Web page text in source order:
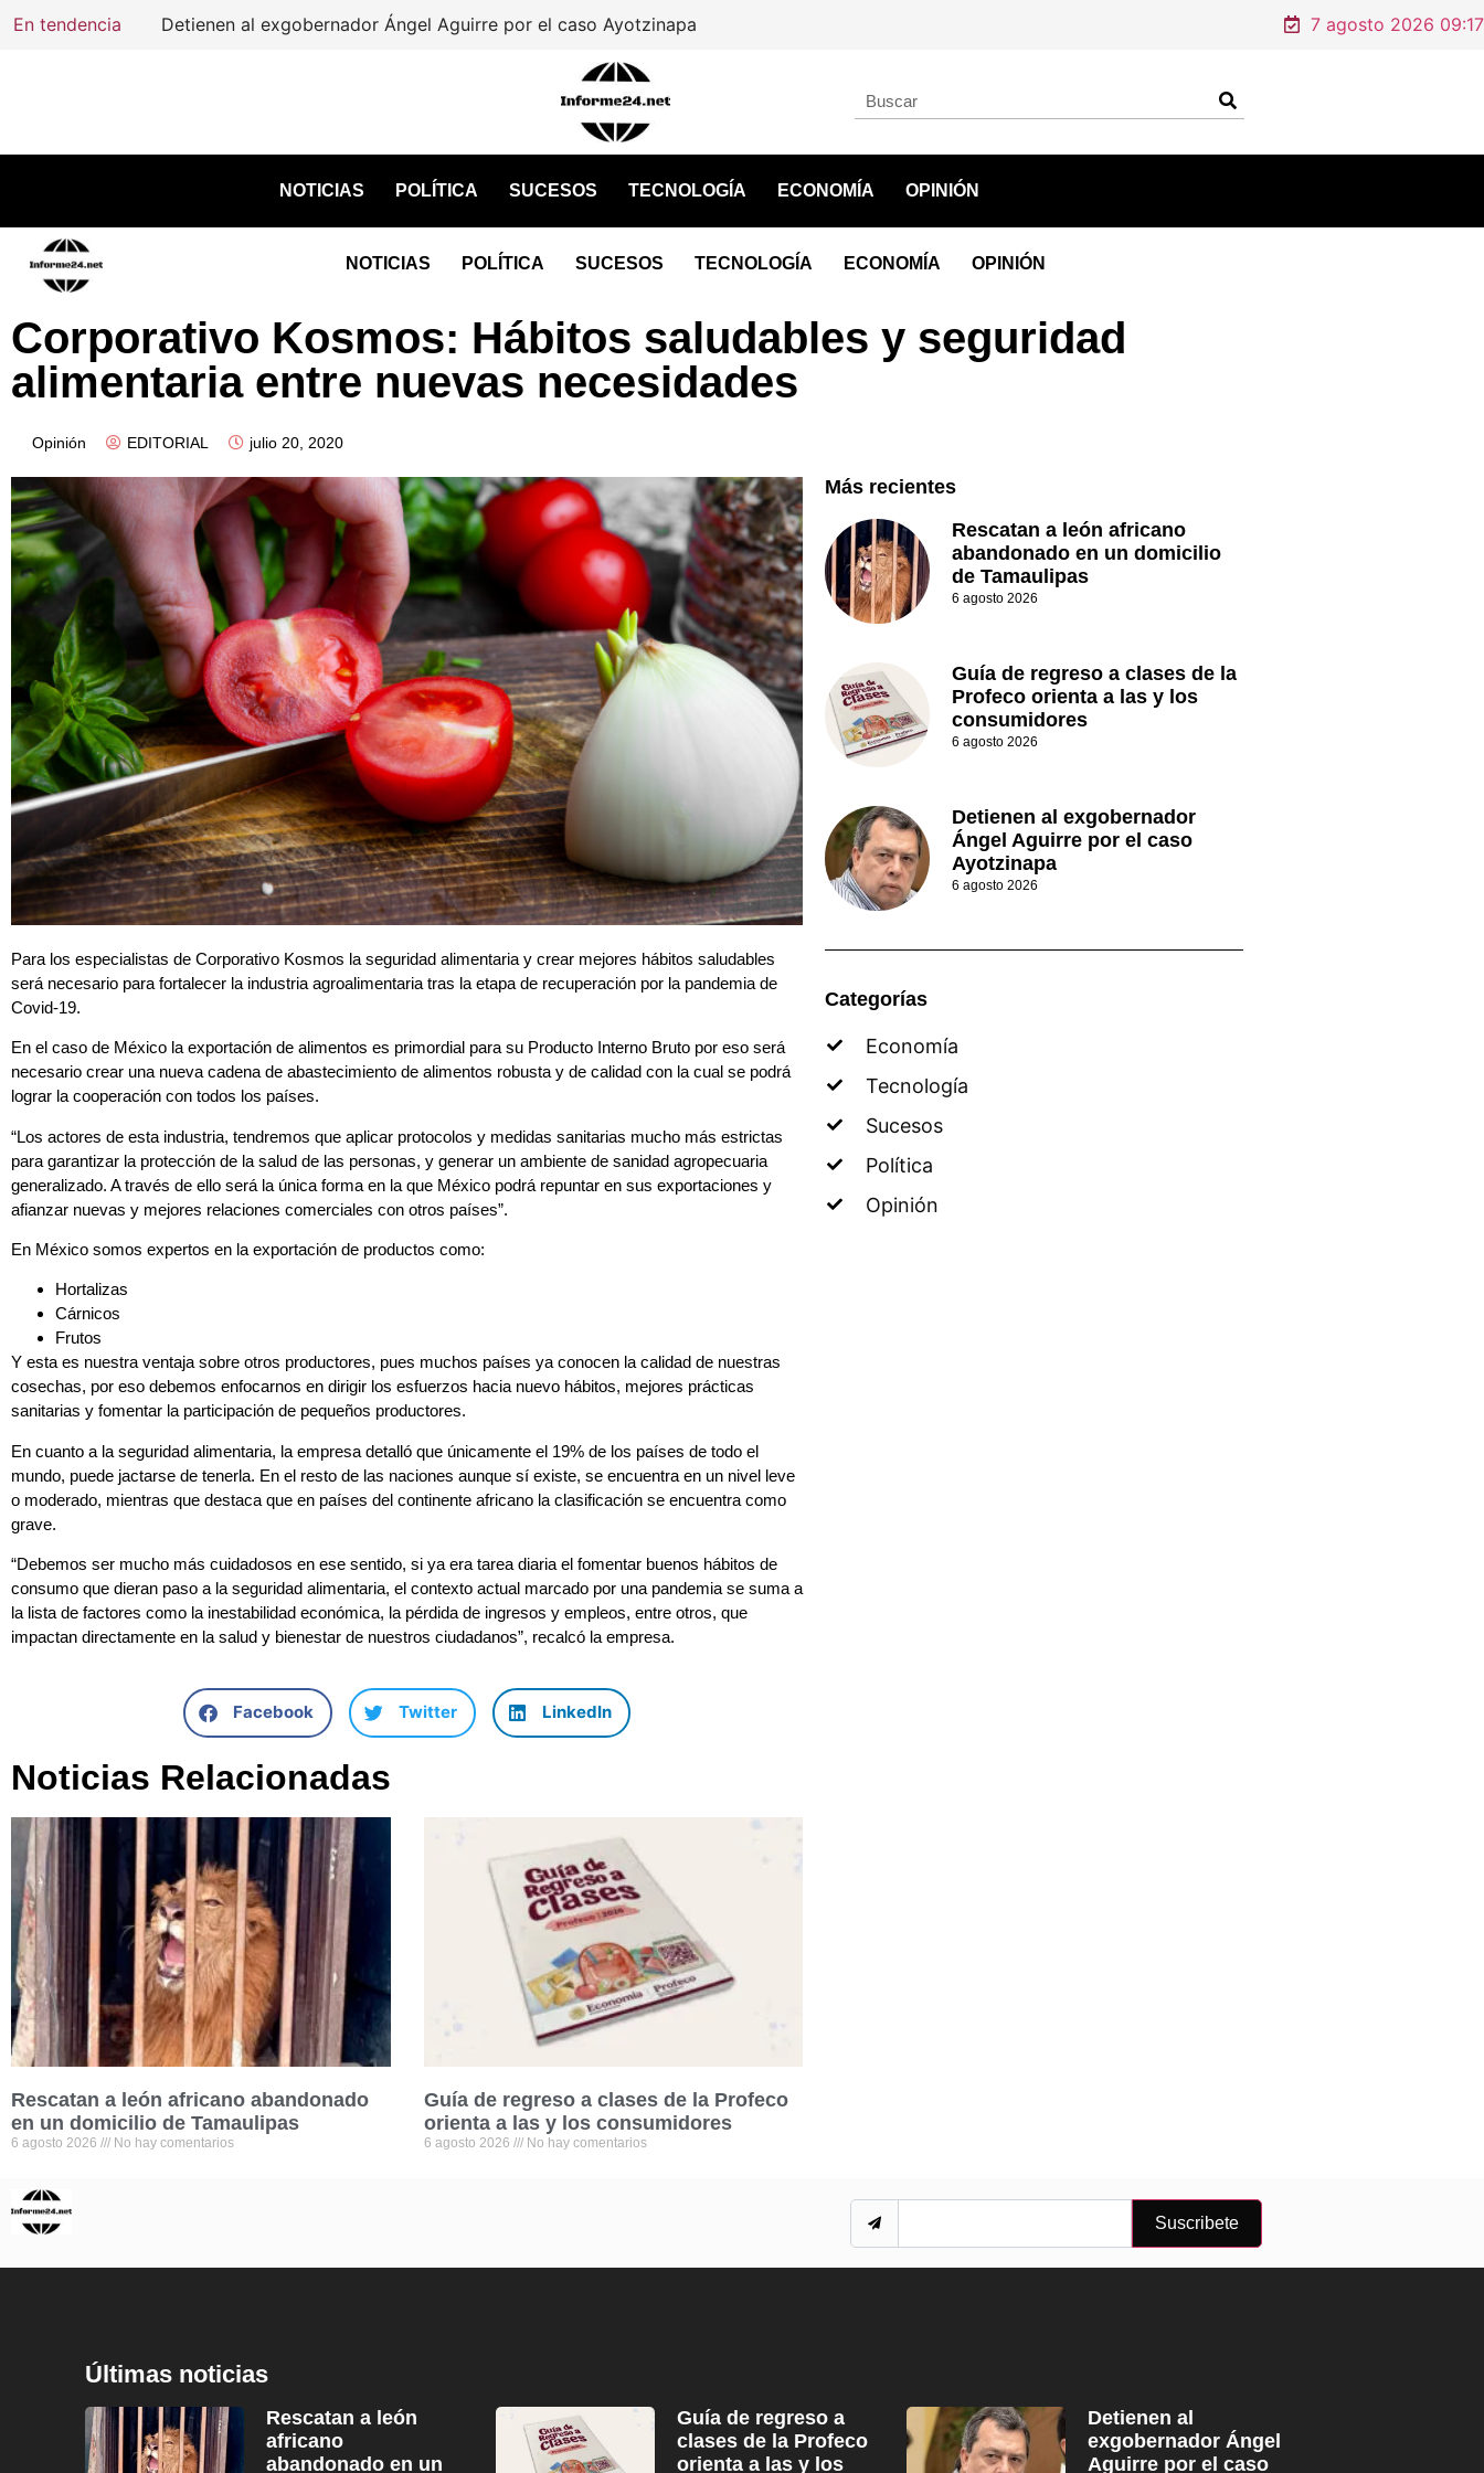
En tendencia Detienen al exgobernador Ángel Aguirre por el caso Ayotzinapa 7 agosto 2026 09:17
NOTICIAS POLÍTICA SUCESOS TECNOLOGÍA ECONOMÍA OPINIÓN
NOTICIAS POLÍTICA SUCESOS TECNOLOGÍA ECONOMÍA OPINIÓN
Corporativo Kosmos: Hábitos saludables y seguridad
alimentaria entre nuevas necesidades
Opinión EDITORIAL julio 20, 2020
Para los especialistas de Corporativo Kosmos la seguridad alimentaria y crear mejores hábitos saludables
será necesario para fortalecer la industria agroalimentaria tras la etapa de recuperación por la pandemia de
Covid-19.
En el caso de México la exportación de alimentos es primordial para su Producto Interno Bruto por eso será
necesario crear una nueva cadena de abastecimiento de alimentos robusta y de calidad con la cual se podrá
lograr la cooperación con todos los países.
“Los actores de esta industria, tendremos que aplicar protocolos y medidas sanitarias mucho más estrictas
para garantizar la protección de la salud de las personas, y generar un ambiente de sanidad agropecuaria
generalizado. A través de ello será la única forma en la que México podrá repuntar en sus exportaciones y
afianzar nuevas y mejores relaciones comerciales con otros países”.
En México somos expertos en la exportación de productos como:
Hortalizas
Cárnicos
Frutos
Y esta es nuestra ventaja sobre otros productores, pues muchos países ya conocen la calidad de nuestras
cosechas, por eso debemos enfocarnos en dirigir los esfuerzos hacia nuevo hábitos, mejores prácticas
sanitarias y fomentar la participación de pequeños productores.
En cuanto a la seguridad alimentaria, la empresa detalló que únicamente el 19% de los países de todo el
mundo, puede jactarse de tenerla. En el resto de las naciones aunque sí existe, se encuentra en un nivel leve
o moderado, mientras que destaca que en países del continente africano la clasificación se encuentra como
grave.
“Debemos ser mucho más cuidadosos en ese sentido, si ya era tarea diaria el fomentar buenos hábitos de
consumo que dieran paso a la seguridad alimentaria, el contexto actual marcado por una pandemia se suma a
la lista de factores como la inestabilidad económica, la pérdida de ingresos y empleos, entre otros, que
impactan directamente en la salud y bienestar de nuestros ciudadanos”, recalcó la empresa.
Facebook Twitter LinkedIn
Noticias Relacionadas
Rescatan a león africano abandonado
en un domicilio de Tamaulipas
6 agosto 2026 No hay comentarios
Guía de regreso a clases de la Profeco
orienta a las y los consumidores
6 agosto 2026 No hay comentarios
Más recientes
Rescatan a león africano
abandonado en un domicilio
de Tamaulipas
6 agosto 2026
Guía de regreso a clases de la
Profeco orienta a las y los
consumidores
6 agosto 2026
Detienen al exgobernador
Ángel Aguirre por el caso
Ayotzinapa
6 agosto 2026
Categorías
Economía
Tecnología
Sucesos
Política
Opinión
Suscribete
Últimas noticias
Rescatan a león
africano
abandonado en un
Guía de regreso a
clases de la Profeco
orienta a las y los
Detienen al
exgobernador Ángel
Aguirre por el caso